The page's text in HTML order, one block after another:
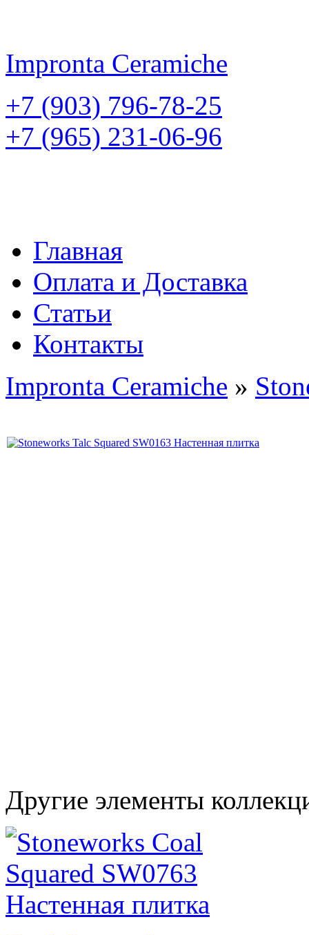
Impronta Ceramiche
+7 (903) 796-78-25
+7 (965) 231-06-96
Главная
Оплата и Доставка
Статьи
Контакты
Impronta Ceramiche »
Другие элементы